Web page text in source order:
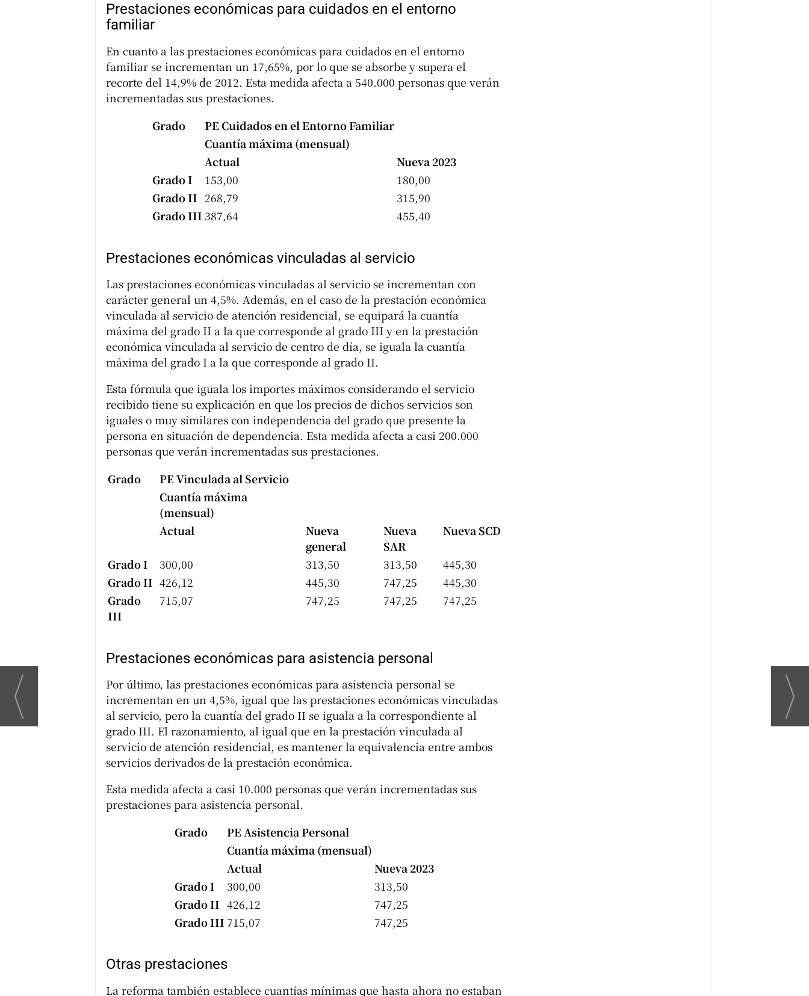
Prestaciones económicas para cuidados en el entorno
familiar
En cuanto a las prestaciones económicas para cuidados en el entorno
familiar se incrementan un 17,65%, por lo que se absorbe y supera el
recorte del 14,9% de 2012. Esta medida afecta a 540.000 personas que verán
incrementadas sus prestaciones.
Grado
PE Cuidados en el Entorno Familiar
Cuantía máxima (mensual)
Actual
Nueva 2023
Grado I
153,00
180,00
Grado II 268,79
315,90
Grado III 387,64 455,40
Prestaciones económicas vinculadas al servicio
Las prestaciones económicas vinculadas al servicio se incrementan con
carácter general un 4,5%. Además, en el caso de la prestación económica
vinculada al servicio de atención residencial, se equipará la cuantía
máxima del grado II a la que corresponde al grado III y en la prestación
económica vinculada al servicio de centro de día, se iguala la cuantía
máxima del grado I a la que corresponde al grado II.
Esta fórmula que iguala los importes máximos considerando el servicio
recibido tiene su explicación en que los precios de dichos servicios son
iguales o muy similares con independencia del grado que presente la
persona en situación de dependencia. Esta medida afecta a casi 200.000
personas que verán incrementadas sus prestaciones.
Grado
PE Vinculada al Servicio
Cuantía máxima
(mensual)
Actual
Nueva
general
Nueva
SAR
Nueva SCD
Grado I 300,00 313,50 313,50
445,30
Grado II 426,12 445,30 747,25
445,30
Grado
III
715,07 747,25 747,25 747,25
Prestaciones económicas para asistencia personal
Por último, las prestaciones económicas para asistencia personal se
incrementan en un 4,5%, igual que las prestaciones económicas vinculadas
al servicio, pero la cuantía del grado II se iguala a la correspondiente al
grado III. El razonamiento, al igual que en la prestación vinculada al
servicio de atención residencial, es mantener la equivalencia entre ambos
servicios derivados de la prestación económica.
Esta medida afecta a casi 10.000 personas que verán incrementadas sus
prestaciones para asistencia personal.
Grado
PE Asistencia Personal
Cuantía máxima (mensual)
Actual
Nueva 2023
Grado I
300,00
313,50
Grado II 426,12
747,25
Grado III 715,07 747,25
Otras prestaciones
La reforma también establece cuantías mínimas que hasta ahora no estaban